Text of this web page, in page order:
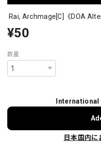
Rai, Archmage[C]《DOA
¥50
数量
日本国内